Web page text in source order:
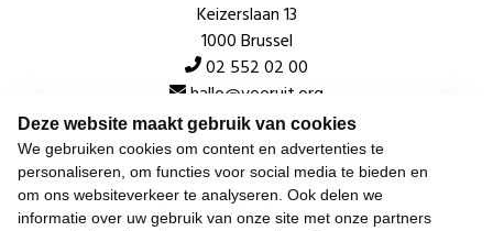
Deze website maakt gebruik van cookies
We gebruiken cookies om content en advertenties te
personaliseren, om functies voor social media te bieden en
om ons websiteverkeer te analyseren. Ook delen we
informatie over uw gebruik van onze site met onze partners
Keizerslaan 13
1000 Brussel
02 552 02 00
hallo@vooruit.org
Snel
Over de beweging